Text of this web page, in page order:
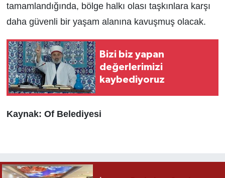
tamamlandığında, bölge halkı olası taşkınlara karşı
daha güvenli bir yaşam alanına kavuşmuş olacak.
Bizi biz yapan
değerlerimizi
kaybediyoruz
Kaynak: Of Belediyesi